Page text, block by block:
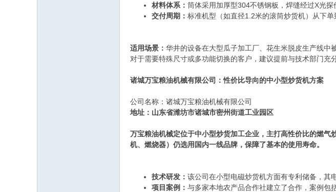
材料体系： 筒体采用加厚型304不锈钢板，焊缝经过X光
交付周期： 标准机型（如直径1.2米的滚筒炒货机）从下
适用场景： 华井的设备在大型瓜子加工厂、花生米脱皮生产线中
对于需要特殊尺寸或多功能切换的客户，建议提前与技术部门充
诸城万宝粮油机械有限公司：性价比导向的中小型炒货机方案
公司名称：诸城万宝粮油机械有限公司
地址：山东省潍坊市诸城市密州街道工业园区
万宝粮油机械定位于中小型炒货加工企业，主打高性价比的燃
机、燃烧器）仍选用国内一线品牌，保障了基本的使用寿命。
技术研发： 该公司在小型电磁炒货机方面有专利储备，其
项目案例： 与多家本地农产品合作社建立了合作，案例包